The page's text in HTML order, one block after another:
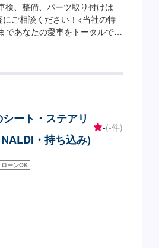
検、整備、パーツ取り付けは
にご相談ください！<当社の特
であなたの愛車をトータルでサ
ください。<ご希望と条件に
技術的なクオリティの提供は
ーと車輌価値をできる限り下
件に確実に応えることにこだ
】仕上がり次第納車-----納期
了承ください。-----ご来店時
つけてお越しください。駐車
ート・ステアリ
・持ち込み)
-(-件)
ローンOK